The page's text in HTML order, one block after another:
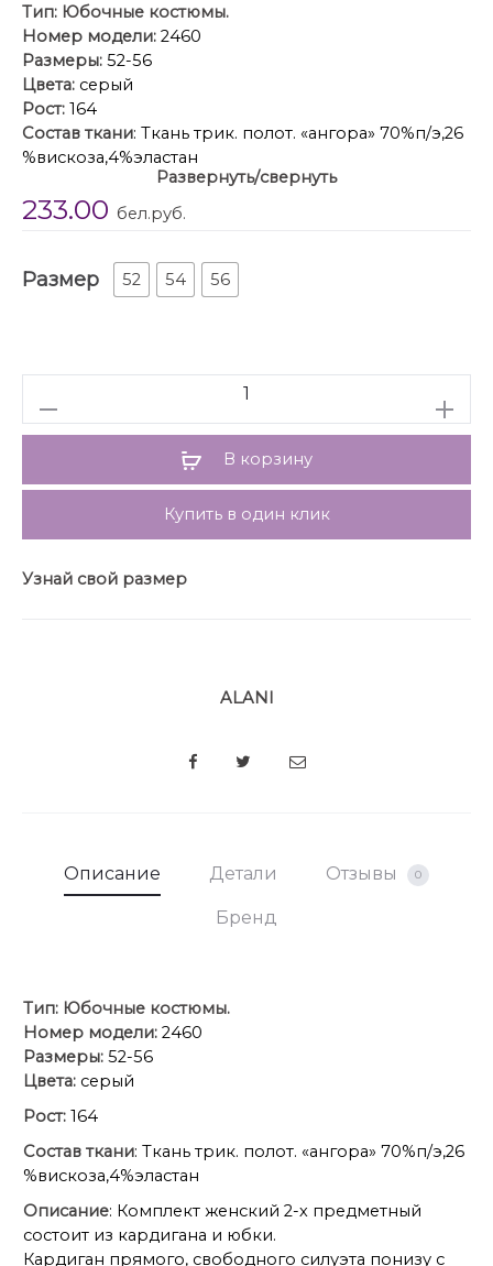
Тип: Юбочные костюмы.
Номер модели: 2460
Размеры: 52-56
Цвета: серый
Рост: 164
Состав ткани: Ткань трик. полот. «ангора» 70%п/э,26
%вискоза,4%эластан
: Комплект женский 2-х предметный
состоит из кардигана и юбки.
планке на петли, пуговицы. Перед с накладными
карманами. Рукава втачные, одношовные, длинные
резинке. Задние части с талевыми выточками.
Развернуть/свернуть
233.00 бел.руб.
Размер 52 54 56
В корзину
Купить в один клик
Узнай свой размер
ALANI
SHARE
Описание Детали Отзывы 0
Бренд
Тип: Юбочные костюмы.
Номер модели: 2460
Размеры: 52-56
Цвета: серый
Рост: 164
Состав ткани: Ткань трик. полот. «ангора» 70%п/э,26
%вискоза,4%эластан
Описание: Комплект женский 2-х предметный
состоит из кардигана и юбки.
Кардиган прямого, свободного силуэта понизу с